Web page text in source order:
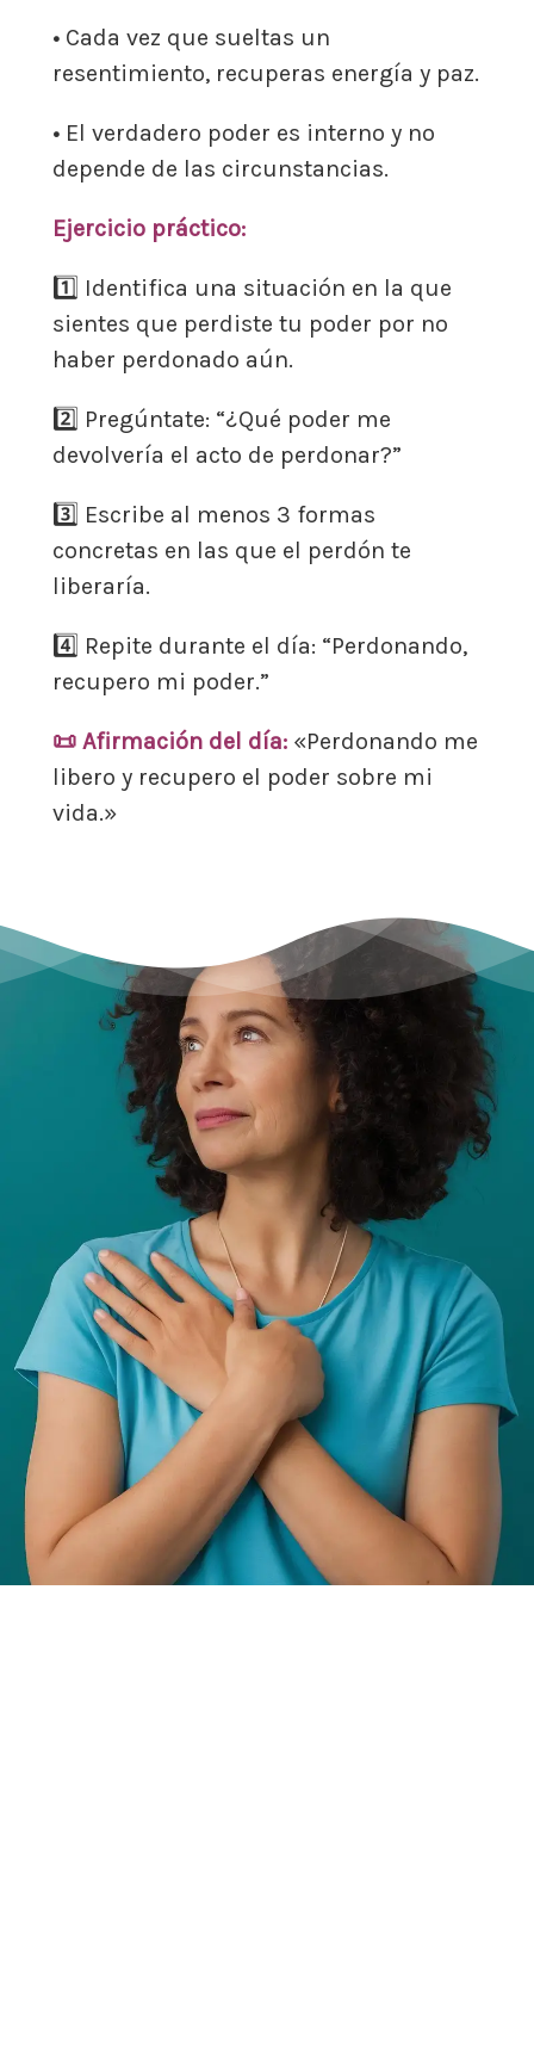
• Cada vez que sueltas un
resentimiento, recuperas energía y paz.
• El verdadero poder es interno y no
depende de las circunstancias.
Ejercicio práctico:
1️⃣ Identifica una situación en la que
sientes que perdiste tu poder por no
haber perdonado aún.
2️⃣ Pregúntate: “¿Qué poder me
devolvería el acto de perdonar?”
3️⃣ Escribe al menos 3 formas
concretas en las que el perdón te
liberaría.
4️⃣ Repite durante el día: “Perdonando,
recupero mi poder.”
📜 Afirmación del día: «Perdonando me
libero y recupero el poder sobre mi
vida.»